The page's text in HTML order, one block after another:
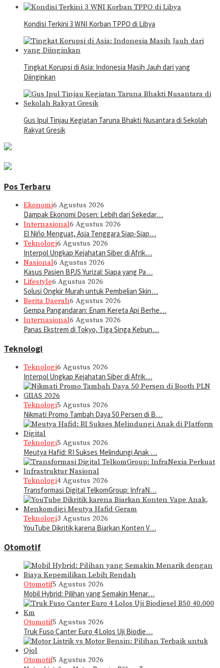
Kondisi Terkini 3 WNI Korban TPPO di Libya
Tingkat Korupsi di Asia: Indonesia Masih Jauh dari yang
Diinginkan
Gus Ipul Tinjau Kegiatan Taruna Bhakti Nusantara di Sekolah
Rakyat Gresik
Pos Terbaru
Ekonomi6 Agustus 2026
Dampak Ekonomi Dosen: Lebih dari Sekedar…
Internasional6 Agustus 2026
El Niño Menguat, Asia Tenggara Siap-Siap…
Teknologi6 Agustus 2026
Interpol Ungkap Kejahatan Siber di Afrik…
Nasional6 Agustus 2026
Kasus Pasien BPJS Yurizal: Siapa yang Pa…
Lifestyle6 Agustus 2026
Solusi Ongkir Murah untuk Pembelian Skin…
Berita Daerah6 Agustus 2026
Gempa Pangandaran: Enam Kereta Api Berhe…
Internasional6 Agustus 2026
Panas Ekstrem di Tokyo, Tiga Singa Kebun…
Teknologi
Teknologi6 Agustus 2026
Interpol Ungkap Kejahatan Siber di Afrik…
Teknologi5 Agustus 2026
Nikmati Promo Tambah Daya 50 Persen di B…
Teknologi5 Agustus 2026
Meutya Hafid: RI Sukses Melindungi Anak …
Teknologi4 Agustus 2026
Transformasi Digital TelkomGroup: InfraN…
Teknologi3 Agustus 2026
YouTube Dikritik karena Biarkan Konten V…
Otomotif
Otomotif5 Agustus 2026
Mobil Hybrid: Pilihan yang Semakin Menar…
Otomotif5 Agustus 2026
Truk Fuso Canter Euro 4 Lolos Uji Biodie…
Otomotif5 Agustus 2026